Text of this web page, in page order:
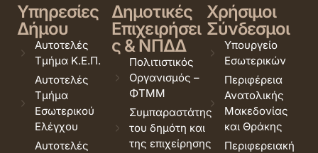
Υπηρεσίες
Δήμου
Αυτοτελές
Τμήμα Κ.Ε.Π.
Αυτοτελές
Τμήμα
Εσωτερικού
Ελέγχου
Αυτοτελές
Δημοτικές
Επιχειρήσει
ς & ΝΠΔΔ
Πολιτιστικός
Οργανισμός –
ΦΤΜΜ
Συμπαραστάτης
του δημότη και
της επιχείρησης
Χρήσιμοι
Σύνδεσμοι
Υπουργείο
Εσωτερικών
Περιφέρεια
Ανατολικής
Μακεδονίας
και Θράκης
Περιφερειακή